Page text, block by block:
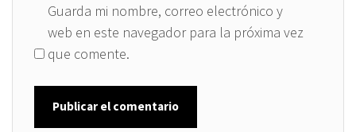
Guarda mi nombre, correo electrónico y
web en este navegador para la próxima vez
que comente.